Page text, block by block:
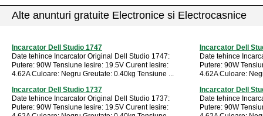
Alte anunturi gratuite Electronice si Electrocasnice
Incarcator Dell Studio 1747
Date tehince Incarcator Original Dell Studio 1747:
Putere: 90W Tensiune Iesire: 19.5V Curent Iesire:
4.62A Culoare: Negru Greutate: 0.40kg Tensiune ...
Incarcator Dell
Date tehince
Putere: 90W
4.62A Culoare:
Incarcator Dell Studio 1737
Date tehince Incarcator Original Dell Studio 1737:
Putere: 90W Tensiune Iesire: 19.5V Curent Iesire:
Incarcator Dell
Date tehince
Putere: 90W